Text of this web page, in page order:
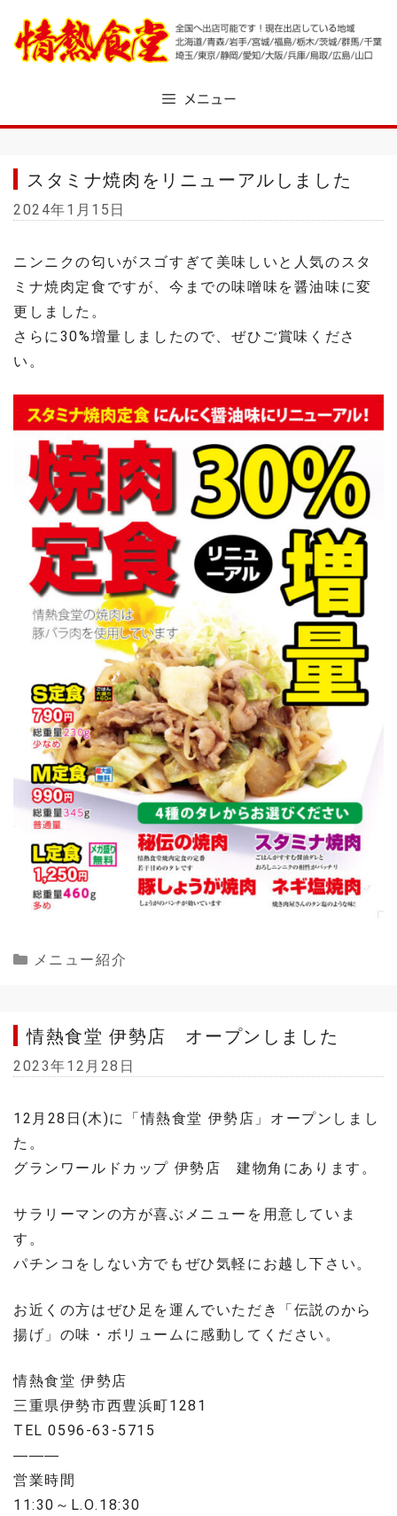
to
content
メニュー
スタミナ焼肉をリニューアルしました
2024年1月15日
ニンニクの匂いがスゴすぎて美味しいと人気のスタ
ミナ焼肉定食ですが、今までの味噌味を醤油味に変
更しました。
さらに30%増量しましたので、ぜひご賞味くださ
い。
Categories
メニュー紹介
情熱食堂 伊勢店 オープンしました
2023年12月28日
12月28日(木)に「情熱食堂 伊勢店」オープンしまし
た。
グランワールドカップ 伊勢店 建物角にあります。
サラリーマンの方が喜ぶメニューを用意していま
す。
パチンコをしない方でもぜひ気軽にお越し下さい。
お近くの方はぜひ足を運んでいただき「伝説のから
揚げ」の味・ボリュームに感動してください。
情熱食堂 伊勢店
三重県伊勢市西豊浜町1281
TEL 0596-63-5715
———
営業時間
11:30～L.O.18:30